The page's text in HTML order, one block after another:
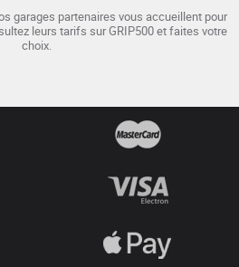
garages partenaires vous accueillent pour
leurs tarifs sur GRIP500 et faites votre
choix.